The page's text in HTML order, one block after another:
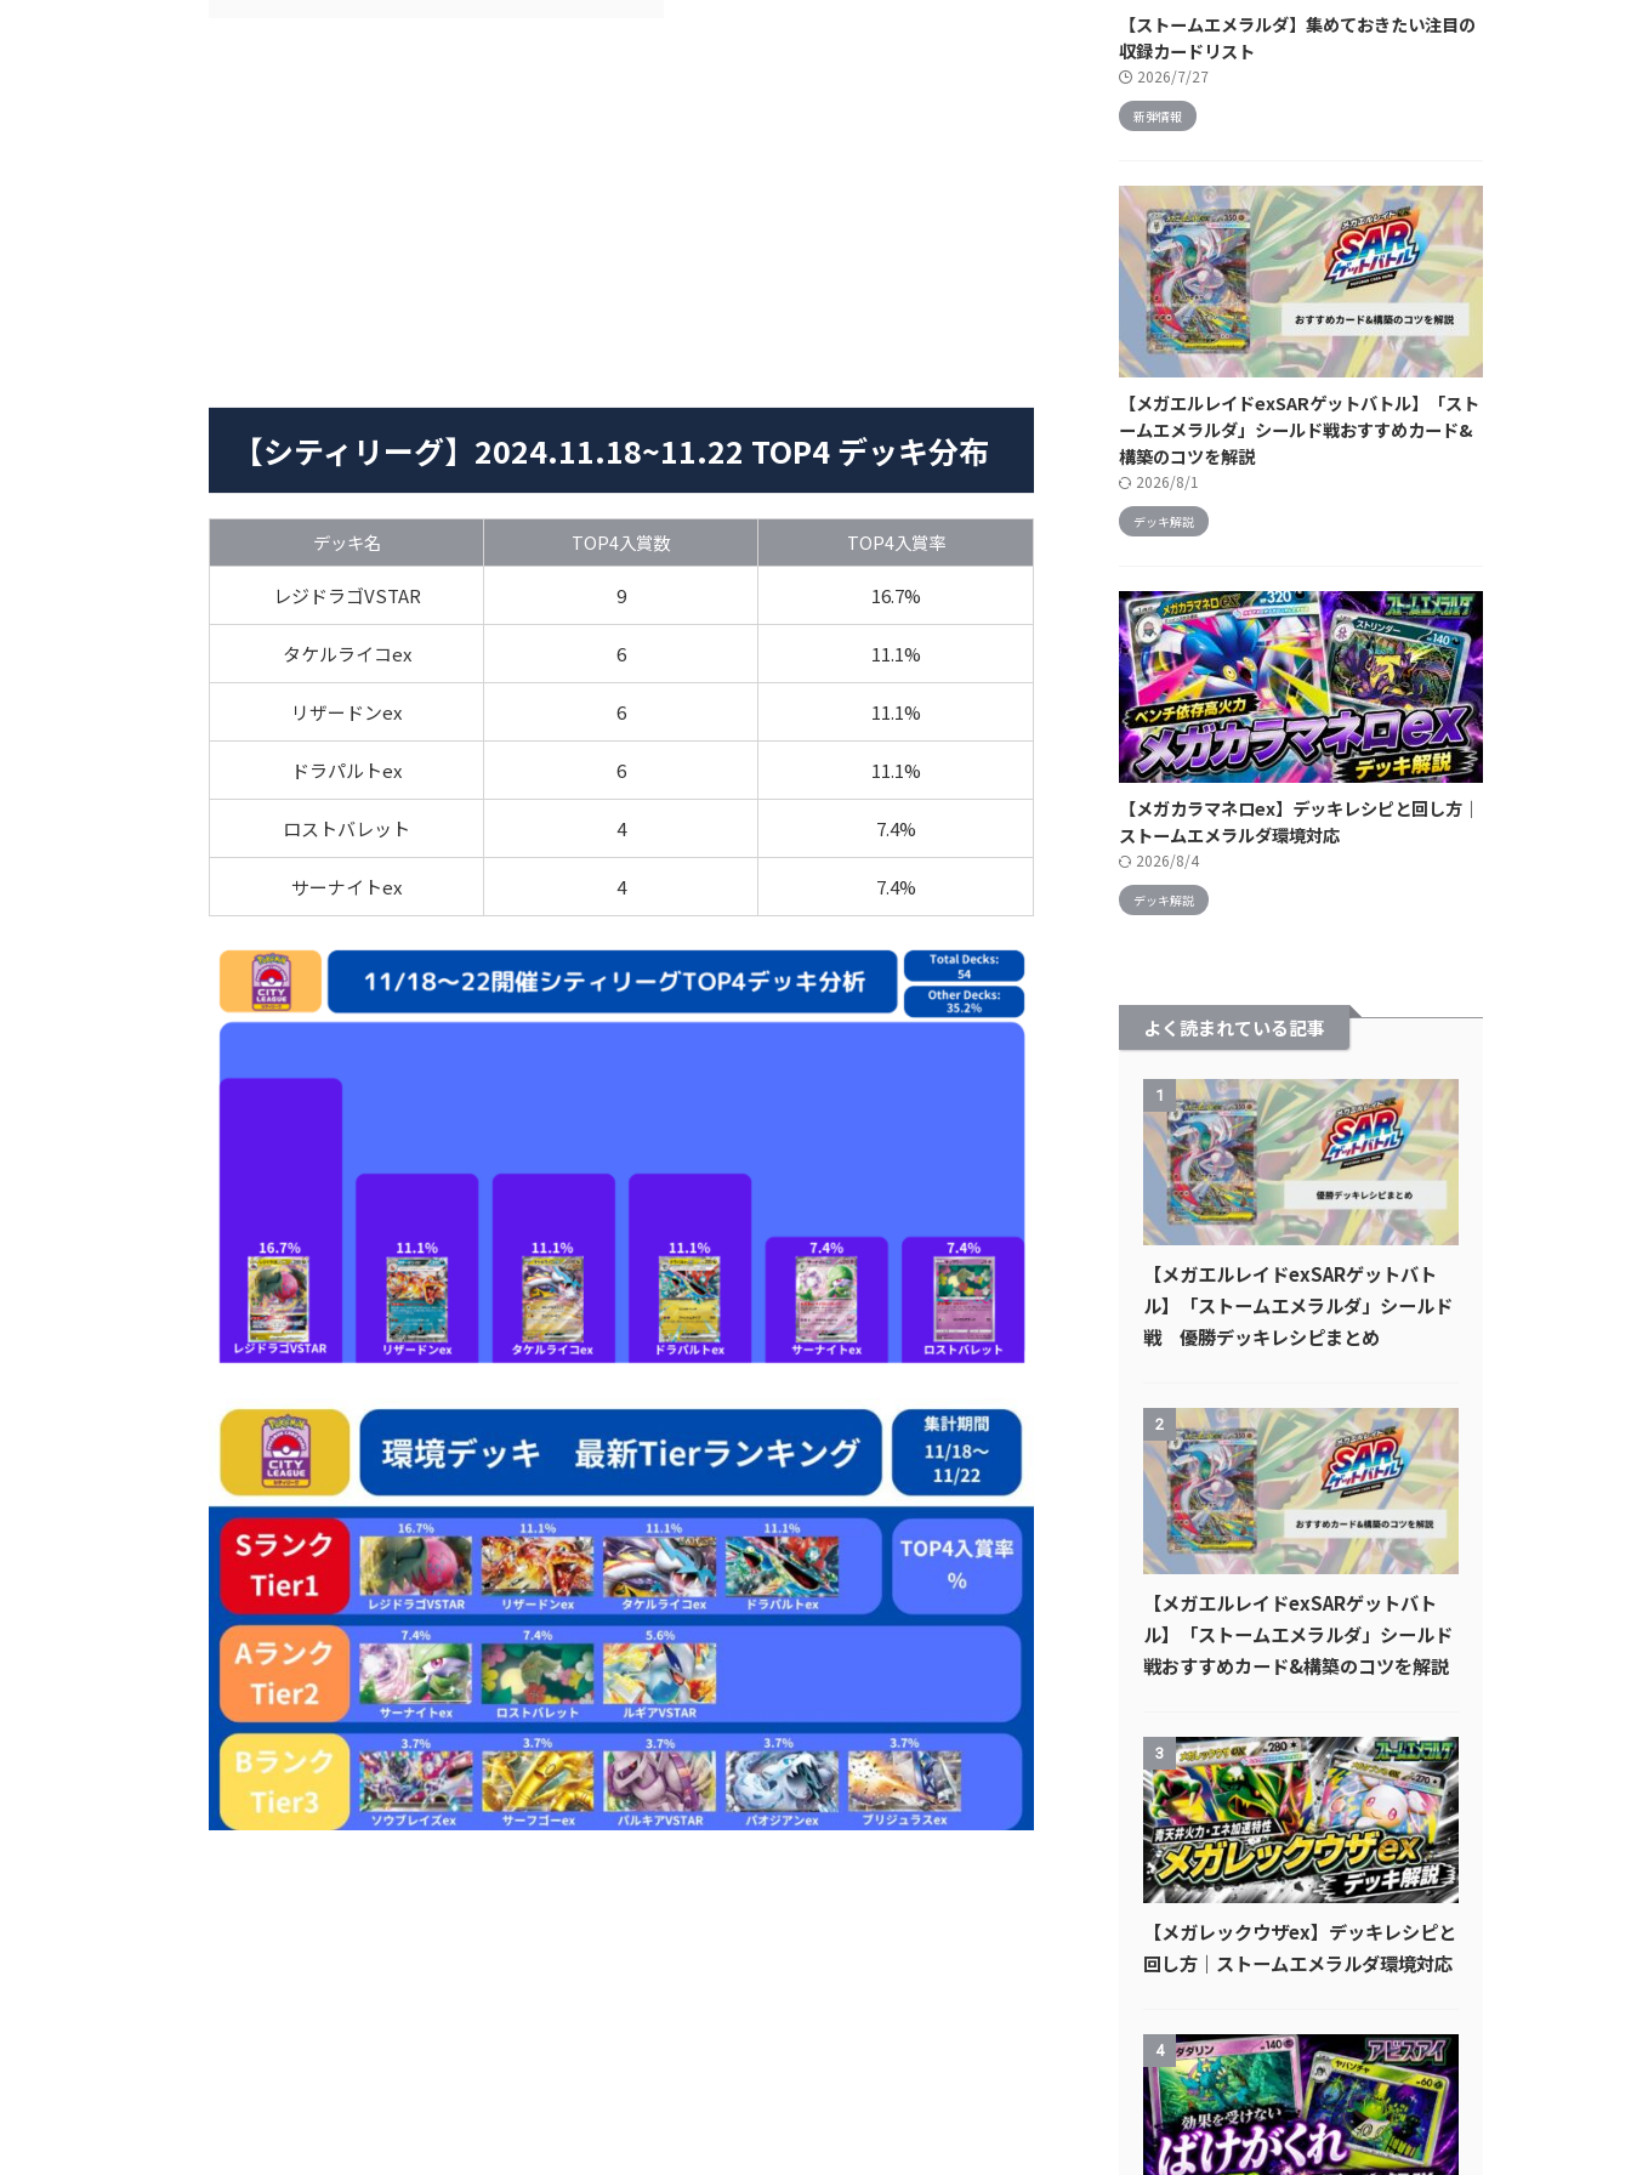
【シティリーグ】2024.11.18~11.22 TOP4 デッキ分布
デッキ名 TOP4入賞数 TOP4入賞率
レジドラゴVSTAR 9 16.7%
タケルライコex 6 11.1%
リザードンex 6 11.1%
ドラパルトex 6 11.1%
ロストバレット 4 7.4%
サーナイトex 4 7.4%
【ストームエメラルダ】集めておきたい注目の
収録カードリスト
2026/7/27
新弾情報
【メガエルレイドexSARゲットバトル】「スト
ームエメラルダ」シールド戦おすすめカード&
構築のコツを解説
2026/8/1
デッキ解説
【メガカラマネロex】デッキレシピと回し方｜
ストームエメラルダ環境対応
2026/8/4
デッキ解説
よく読まれている記事
1
【メガエルレイドexSARゲットバト
ル】「ストームエメラルダ」シールド
戦 優勝デッキレシピまとめ
2
【メガエルレイドexSARゲットバト
ル】「ストームエメラルダ」シールド
戦おすすめカード&構築のコツを解説
3
【メガレックウザex】デッキレシピと
回し方｜ストームエメラルダ環境対応
4